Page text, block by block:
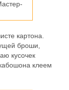
картона.
броши,
кусочек
клеем